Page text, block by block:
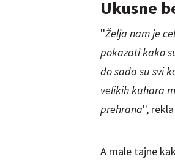
Ukusne
''Želja nam je
pokazati kako
do sada su svi
velikih kuhara
prehrana'',
A male tajne